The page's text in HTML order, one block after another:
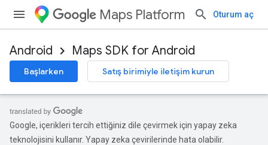
Maps Platform Oturum aç
Android Maps SDK for Android
Başlarken Satış birimiyle iletişim kurun
Google, içerikleri tercih ettiğiniz dile çevirmek için yapay zeka
teknolojisini kullanır. Yapay zeka çevirilerinde hata olabilir.